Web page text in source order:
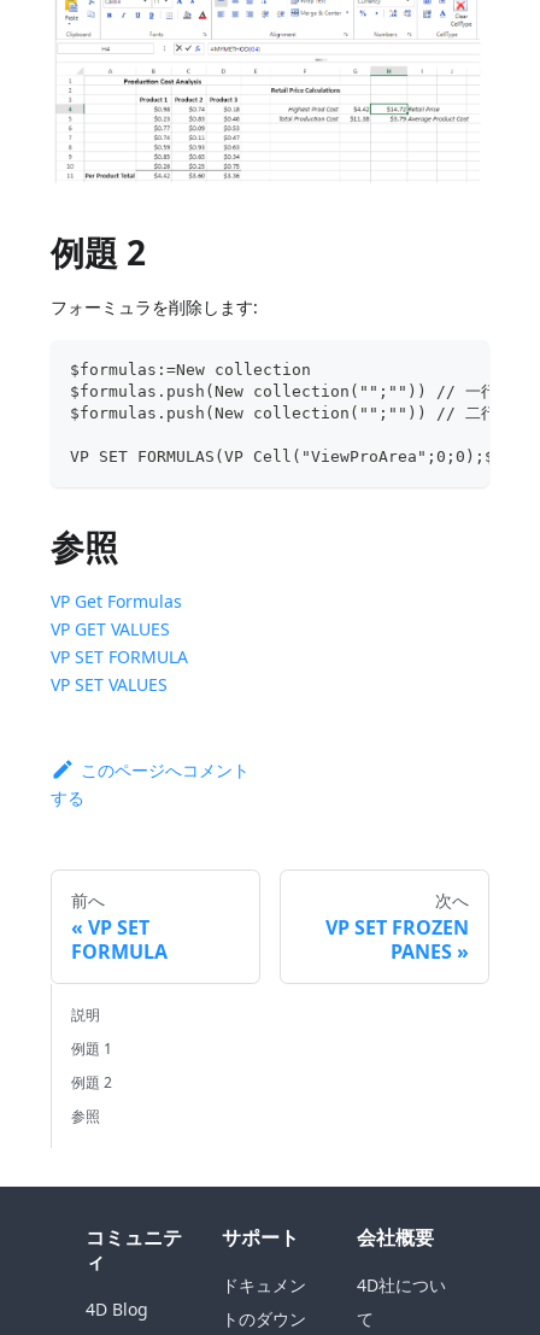
例題 2
フォーミュラを削除します:
$formulas:=New collection
$formulas.push(New collection("";"")) // 一行目
$formulas.push(New collection("";"")) // 二行目
VP SET FORMULAS(VP
参照
VP Get Formulas
VP GET VALUES
VP SET FORMULA
VP SET VALUES
このページへコメント
する
前へ
VP SET
FORMULA
次へ
VP SET FROZEN
PANES
説明
例題 1
例題 2
参照
コミュニテ
ィ
4D Blog
サポート
ドキュメン
トのダウン
会社概要
4D社につい
て